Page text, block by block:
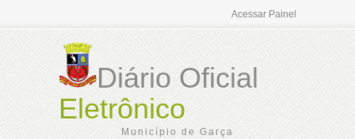
Acessar Painel
Diário Oficial
Eletrônico
Município de Garça